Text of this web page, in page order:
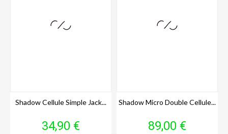
Shadow Cellule Simple Jack...
Prix
34,90 €
Shadow Micro Double Cellule...
Prix
89,00 €